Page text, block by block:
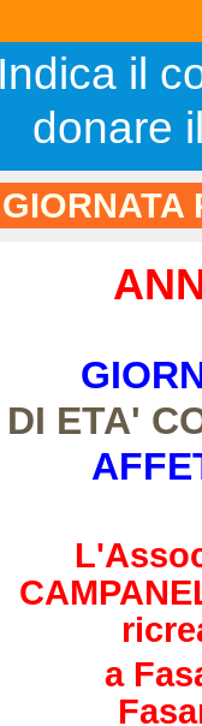
Indica il
donare
DI ETA'
a